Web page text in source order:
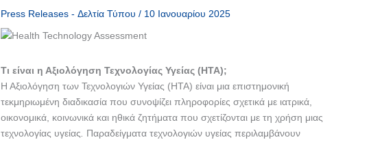
Press Releases - Δελτία Τύπου / 10 Ιανουαρίου 2025
Τι είναι η Αξιολόγηση Τεχνολογίας Υγείας (HTA);
Η Αξιολόγηση των Τεχνολογιών Υγείας (HTA) είναι μια επιστημονική
τεκμηριωμένη διαδικασία που συνοψίζει πληροφορίες σχετικά με ιατρικά,
οικονομικά, κοινωνικά και ηθικά ζητήματα που σχετίζονται με τη χρήση μιας
τεχνολογίας υγείας
Παραδείγματα τεχνολογιών υγείας περιλαμβάνουν